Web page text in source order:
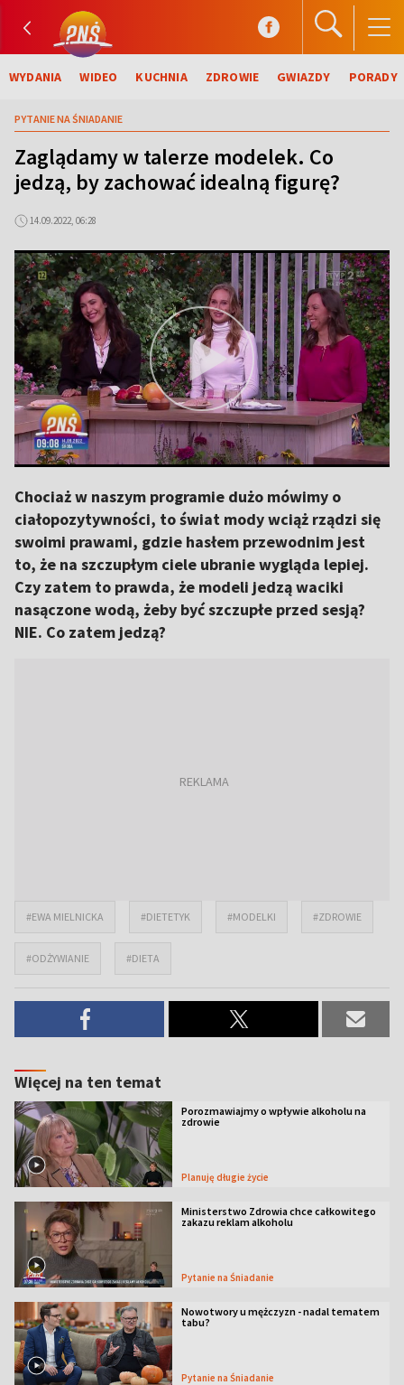
WYDANIA WIDEO KUCHNIA ZDROWIE GWIAZDY PORADY
PYTANIE NA ŚNIADANIE
Zaglądamy w talerze modelek. Co
jedzą, by zachować idealną figurę?
14.09.2022, 06:28
Chociaż w naszym programie dużo mówimy o
ciałopozytywności, to świat mody wciąż rządzi się
swoimi prawami, gdzie hasłem przewodnim jest
to, że na szczupłym ciele ubranie wygląda lepiej.
Czy zatem to prawda, że modeli jedzą waciki
nasączone wodą, żeby być szczupłe przed sesją?
NIE. Co zatem jedzą?
#EWA MIELNICKA #DIETETYK #MODELKI #ZDROWIE
#ODŻYWIANIE #DIETA
Więcej na ten temat
Porozmawiajmy o wpływie alkoholu na
zdrowie
Planuję długie życie
Ministerstwo Zdrowia chce całkowitego
zakazu reklam alkoholu
Pytanie na Śniadanie
Nowotwory u mężczyzn - nadal tematem
tabu?
Pytanie na Śniadanie